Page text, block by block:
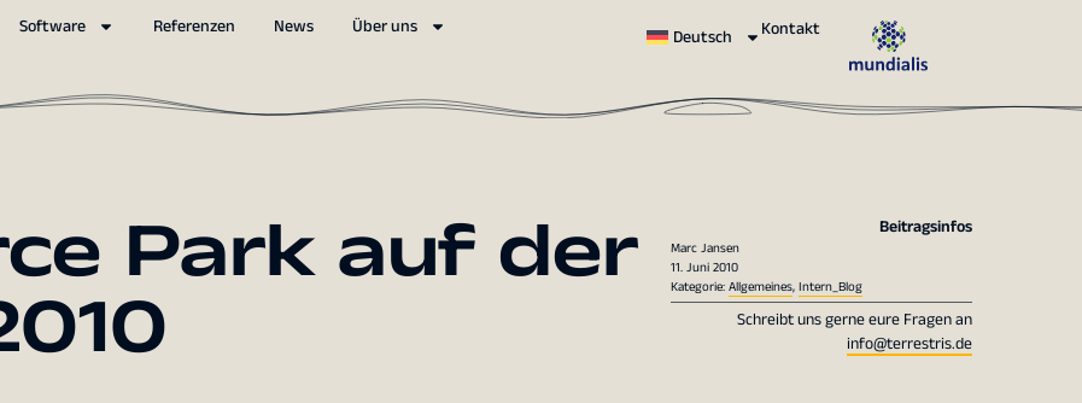
Software Referenzen News Über uns Deutsch Kontakt
Park auf der Beitragsinfos
Marc Jansen
11. Juni 2010
Kategorie:Allgemeines,Intern_Blog
Schreibt uns gerne eure Fragen an
info@terrestris.de